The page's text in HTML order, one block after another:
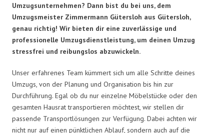
Umzugsunternehmen? Dann bist du bei uns, dem
Umzugsmeister Zimmermann Gütersloh aus Gütersloh,
genau richtig! Wir bieten dir eine zuverlässige und
professionelle Umzugsdienstleistung, um deinen Umzug
stressfrei und reibungslos abzuwickeln.
Unser erfahrenes Team kümmert sich um alle Schritte deines
Umzugs, von der Planung und Organisation bis hin zur
Durchführung. Egal ob du nur einzelne Möbelstücke oder den
gesamten Hausrat transportieren möchtest, wir stellen dir
passende Transportlösungen zur Verfügung. Dabei achten wir
nicht nur auf einen pünktlichen Ablauf, sondern auch auf die